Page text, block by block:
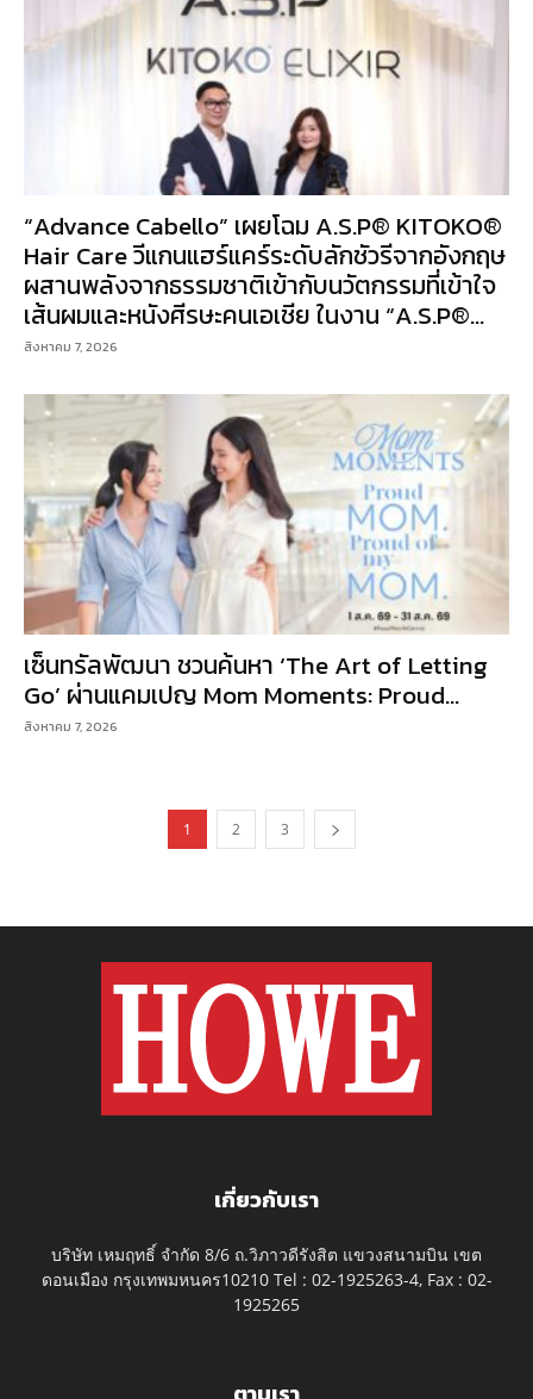
“Advance Cabello” เผยโฉม A.S.P® KITOKO®
Hair Care วีแกนแฮร์แคร์ระดับลักชัวรีจากอังกฤษ
ผสานพลังจากธรรมชาติเข้ากับนวัตกรรมที่เข้าใจ
เส้นผมและหนังศีรษะคนเอเชีย ในงาน “A.S.P®...
สิงหาคม 7, 2026
เซ็นทรัลพัฒนา ชวนค้นหา ‘The Art of Letting
Go’ ผ่านแคมเปญ Mom Moments: Proud...
สิงหาคม 7, 2026
1 2 3
เกี่ยวกับเรา
บริษัท เหมฤทธิ์ จำกัด 8/6 ถ.วิภาวดีรังสิต แขวงสนามบิน เขต
ดอนเมือง กรุงเทพมหนคร10210 Tel : 02-1925263-4, Fax : 02-
1925265